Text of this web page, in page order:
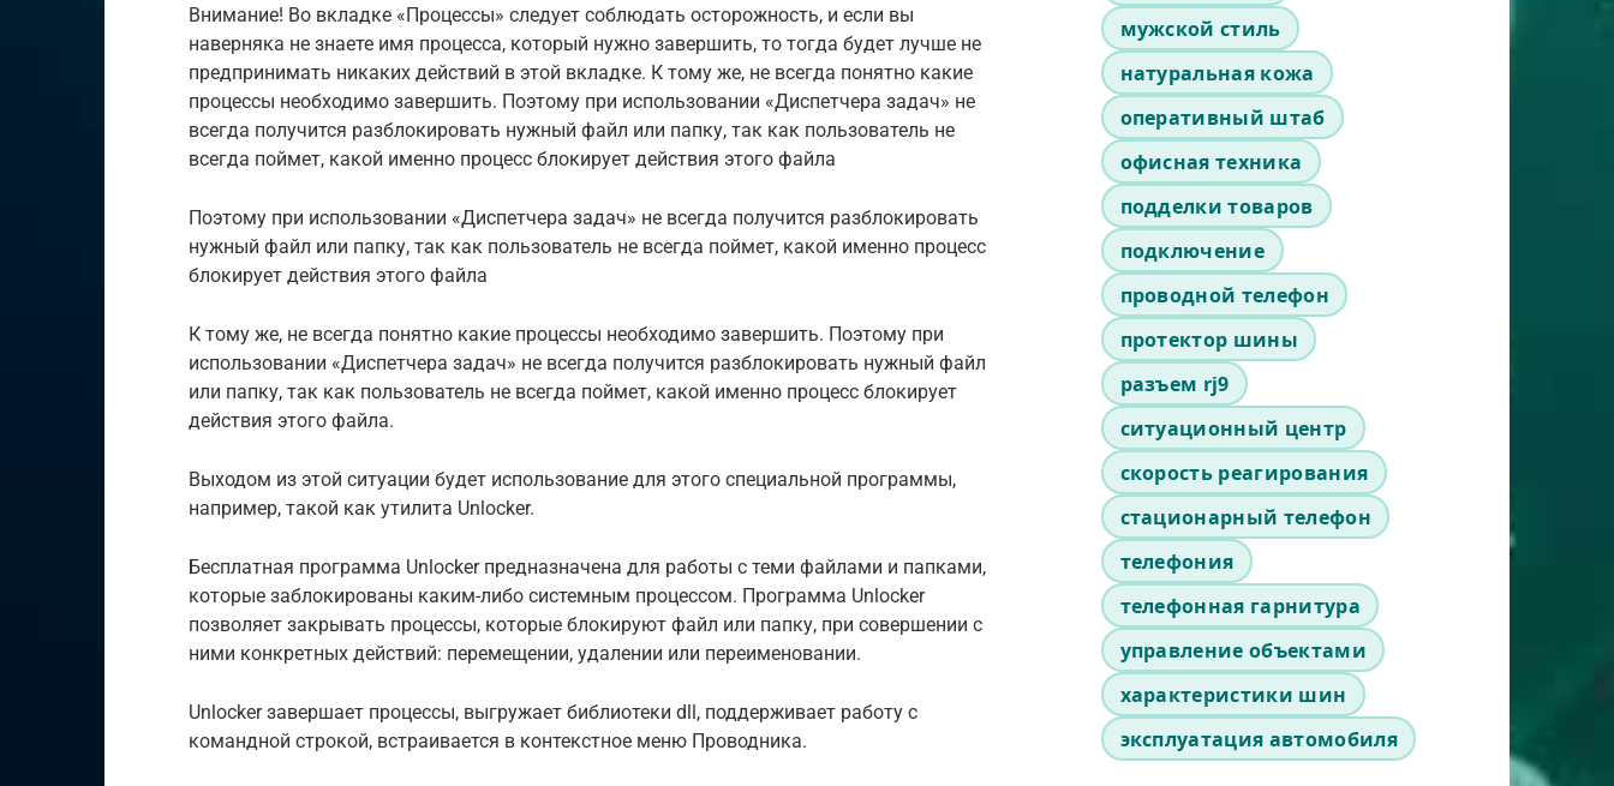
Внимание! Во вкладке «Процессы» следует соблюдать осторожность, и если вы
наверняка не знаете имя процесса, который нужно завершить, то тогда будет лучше не
предпринимать никаких действий в этой вкладке. К тому же, не всегда понятно какие
процессы необходимо завершить. Поэтому при использовании «Диспетчера задач» не
всегда получится разблокировать нужный файл или папку, так как пользователь не
всегда поймет, какой именно процесс блокирует действия этого файла
Поэтому при использовании «Диспетчера задач» не всегда получится разблокировать
нужный файл или папку, так как пользователь не всегда поймет, какой именно процесс
блокирует действия этого файла
К тому же, не всегда понятно какие процессы необходимо завершить. Поэтому при
использовании «Диспетчера задач» не всегда получится разблокировать нужный файл
или папку, так как пользователь не всегда поймет, какой именно процесс блокирует
действия этого файла.
Выходом из этой ситуации будет использование для этого специальной программы,
например, такой как утилита Unlocker.
Бесплатная программа Unlocker предназначена для работы с теми файлами и папками,
которые заблокированы каким-либо системным процессом. Программа Unlocker
позволяет закрывать процессы, которые блокируют файл или папку, при совершении с
ними конкретных действий: перемещении, удалении или переименовании.
Unlocker завершает процессы, выгружает библиотеки dll, поддерживает работу с
командной строкой, встраивается в контекстное меню Проводника.
мужской стиль
натуральная кожа
оперативный штаб
офисная техника
подделки товаров
подключение
проводной телефон
протектор шины
разъем rj9
ситуационный центр
скорость реагирования
стационарный телефон
телефония
телефонная гарнитура
управление объектами
характеристики шин
эксплуатация автомобиля